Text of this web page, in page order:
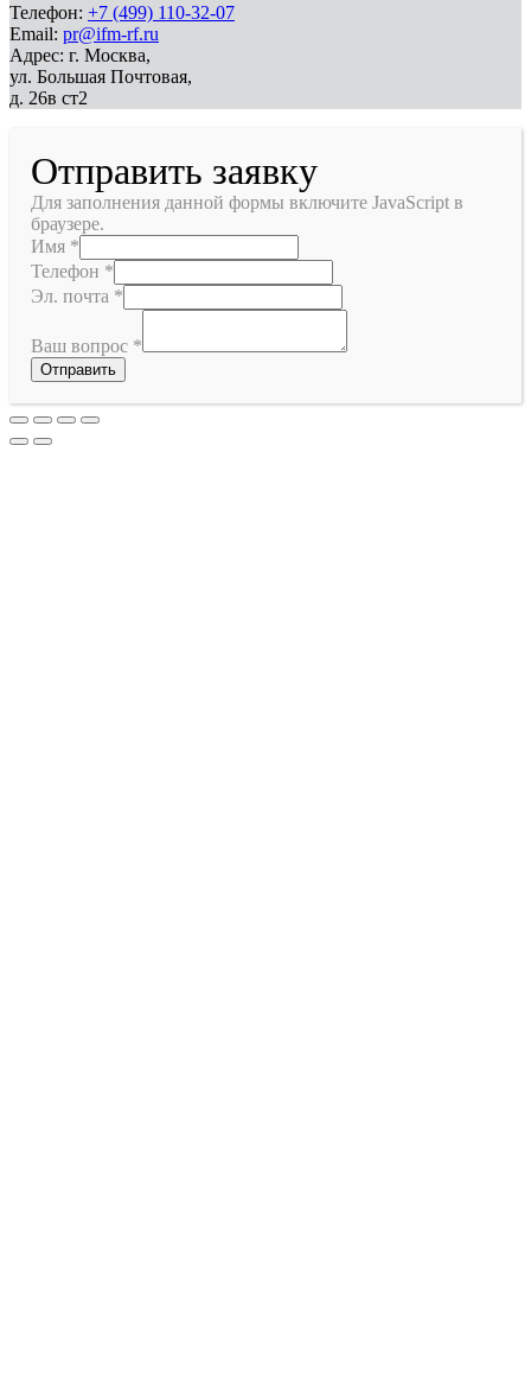
Телефон: +7 (499) 110-32-07
Email: pr@ifm-rf.ru
Адрес: г. Москва,
ул. Большая Почтовая,
д. 26в ст2
Отправить заявку
Для заполнения данной формы включите JavaScript в
браузере.
Имя *
Телефон *
Эл. почта *
Ваш вопрос *
Отправить